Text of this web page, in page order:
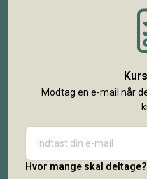
Modtag en e-mail når
Hvor mange skal deltage?